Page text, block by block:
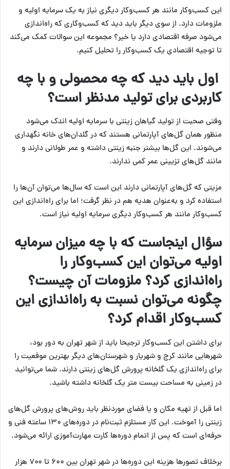
این کسب‌وکار مانند هر کسب‌وکار دیگری نیاز به یک سرمایه اولیه و
ملزومات دارد. از سوی دیگر باید دید که کسب‌وکاری که راه‌اندازی
می‌شود صرفه اقتصادی دارد یا خیر؟ مجموعه این سوالات کمک می‌کند
تا توجیه اقتصادی یک کسب‌وکار را تحلیل کنیم.
اول باید دید که چه محصولی و با چه
کاربردی برای تولید مدنظر است؟
وقتی صحبت از تولید گیاهان زینتی با سرمایه اولیه اندک می‌شود
منظور همان گل‌های آپارتمانی هستند که در گلدان‌های خانه نگهداری
می‌شوند. این گل‌ها بیشتر جنبه زینتی داشته و عمر طولانی دارند و
مانند گل‌های تزیینی عمر کمی ندارند.
مزیتی که گل‌های آپارتمانی دارند این است که سال‌ها می‌توان آن‌ها را
استفاده کرد و به‌عنوان هدیه هم در نظر گرفت؛ اما برای راه‌اندازی این
کسب‌وکار مانند هر کسب‌وکار دیگری سرمایه اولیه نیاز است.
سؤال اینجاست که با چه میزان سرمایه
اولیه می‌توان این کسب‌وکار را
راه‌اندازی کرد؟ ملزومات آن چیست؟
چگونه می‌توان نسبت به راه‌اندازی این
کسب‌وکار اقدام کرد؟
برای داشتن این کسب‌وکار ترجیحا باید از شهر تهران به دور بود،
شهرهایی مانند کرج و شهریار و شهرستان‌های دیگر بهترین موقعیت را
برای راه‌اندازی یک گلخانه پرورش گل‌های زینتی دارند. شما می‌توانید
در زمینی به مساحت بیست متر یک گلخانه داشته باشید.
اما قبل از تهیه مکان و یا فضای موردنظر باید روش‌های پرورش گل‌های
زینتی را آموخت. این کار مستلزم ثبت‌نام در دوره‌های ۱۳۰ ساعته فنی و
حرفه‌ای است که پس از اتمام دوره‌ها کارت مهارت‌آموزی ارائه می‌شود.
برخلاف تصورها هزینه‌ این دوره‌ها در شهر تهران بین ۶۰۰ تا ۷۰۰ هزار